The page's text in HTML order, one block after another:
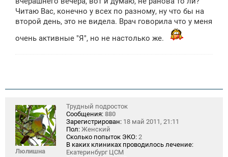
Читаю Вас, конечно у всех по разному, ну что бы на
второй день, это не видела. Врач говорила что у меня
очень активные "Я", но не настолько же.
Люлишна
Трудный подросток
Сообщения: 880
Зарегистрирован: 18 май 2011, 21:11
Пол: Женский
Сколько попыток ЭКО: 2
В каких клиниках проводилось лечение:
Екатеринбург ЦСМ